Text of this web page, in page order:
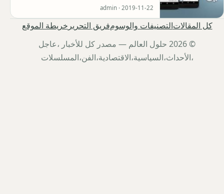
admin · 2019-11-22
كل المقالاتالتصنيفات والوسومفريق التحرير خريطة الموقع
© 2026 حلول العالم — مصدر كل للأخبار ،عاجل
،الأحداث،السياسية،الاقتصادية،الفن،المسلسلات